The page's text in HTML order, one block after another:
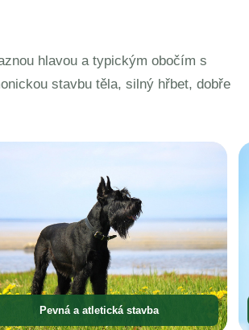
hlavou a typickým obočím s
stavbu těla, silný hřbet, dobře
Pevná a atletická stavba